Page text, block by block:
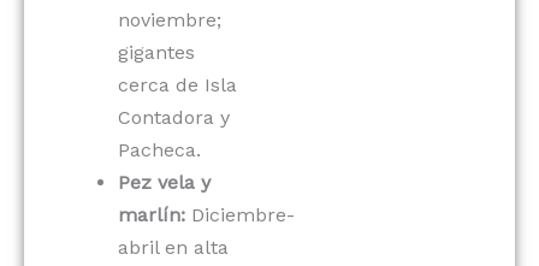
noviembre;
gigantes
cerca de Isla
Contadora y
Pacheca.
Pez vela y
marlín: Diciembre-
abril en alta